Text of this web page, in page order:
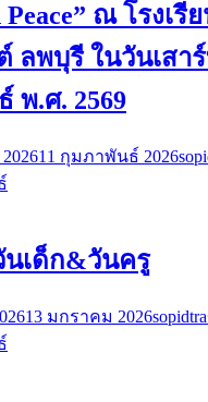
Peace” ณ โรงเ
ลพบุรี ในวันเสา
พ.ศ. 2569
11 กุมภาพันธ์ 2026
นเด็ก&วันครู
13 มกราคม 2026sopidtra